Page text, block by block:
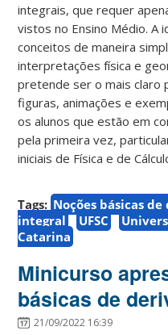
integrais, que requer
vistos no Ensino Médio. A
conceitos de maneira
interpretações física e
pretende ser o mais claro
figuras, animações e
os alunos que estão em
pela primeira vez,
iniciais de Física e de
Tags: Noções básicas
integral
UFSC
Catarina
Minicurso
básicas de
21/09/2022 16:39